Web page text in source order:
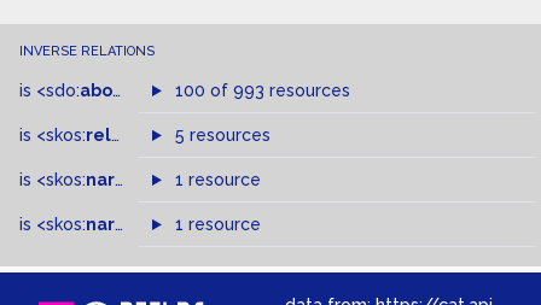
INVERSE RELATIONS
is <sdo:about of 100 of 993 resources
is <skos:related > of
5 resources
is <skos:narrower >of
1 resource
is <skos:narrowMatch >of
1 resource